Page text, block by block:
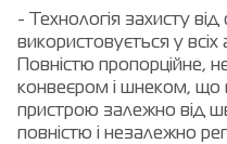
- Технологія захисту від
використовується у всіх
Повністю пропорційне,
конвеєром і шнеком, що
пристрою залежно від
повністю і незалежно